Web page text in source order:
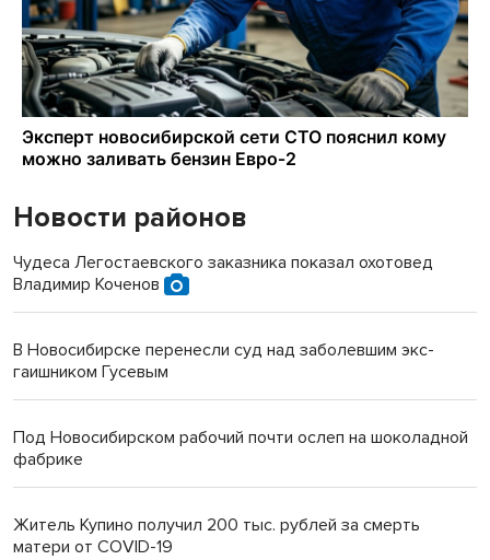
Новости районов
Чудеса Легостаевского заказника показал охотовед
Владимир Коченов
В Новосибирске перенесли суд над заболевшим экс-
гаишником Гусевым
Под Новосибирском рабочий почти ослеп на шоколадной
фабрике
Житель Купино получил 200 тыс. рублей за смерть
матери от COVID-19